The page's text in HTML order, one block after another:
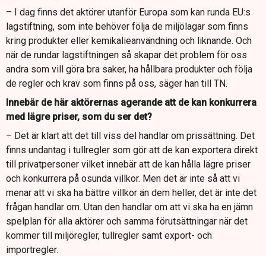
– I dag finns det aktörer utanför Europa som kan runda EU:s
lagstiftning, som inte behöver följa de miljölagar som finns
kring produkter eller kemikalieanvändning och liknande. Och
när de rundar lagstiftningen så skapar det problem för oss
andra som vill göra bra saker, ha hållbara produkter och följa
de regler och krav som finns på oss, säger han till TN.
Innebär de här aktörernas agerande att de kan konkurrera
med lägre priser, som du ser det?
– Det är klart att det till viss del handlar om prissättning. Det
finns undantag i tullregler som gör att de kan exportera direkt
till privatpersoner vilket innebär att de kan hålla lägre priser
och konkurrera på osunda villkor. Men det är inte så att vi
menar att vi ska ha bättre villkor än dem heller, det är inte det
frågan handlar om. Utan den handlar om att vi ska ha en jämn
spelplan för alla aktörer och samma förutsättningar när det
kommer till miljöregler, tullregler samt export- och
importregler.